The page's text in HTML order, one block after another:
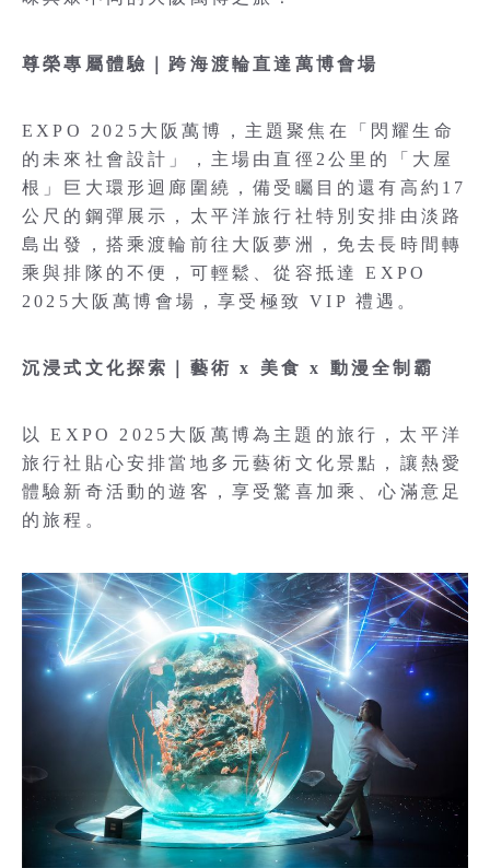
尊榮專屬體驗｜跨海渡輪直達萬博會場
EXPO 2025大阪萬博，主題聚焦在「閃耀生命
的未來社會設計」，主場由直徑2公里的「大屋
根」巨大環形迴廊圍繞，備受矚目的還有高約17
公尺的鋼彈展示，太平洋旅行社特別安排由淡路
島出發，搭乘渡輪前往大阪夢洲，免去長時間轉
乘與排隊的不便，可輕鬆、從容抵達 EXPO
2025大阪萬博會場，享受極致 VIP 禮遇。
沉浸式文化探索｜藝術 x 美食 x 動漫全制霸
以 EXPO 2025大阪萬博為主題的旅行，太平洋
旅行社貼心安排當地多元藝術文化景點，讓熱愛
體驗新奇活動的遊客，享受驚喜加乘、心滿意足
的旅程。